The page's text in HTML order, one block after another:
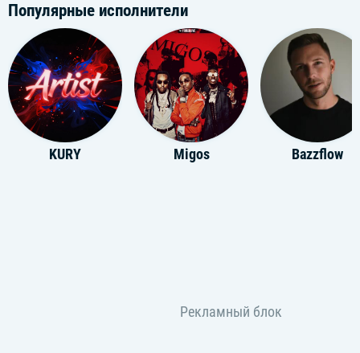
Популярные исполнители
KURY Migos Bazzflow